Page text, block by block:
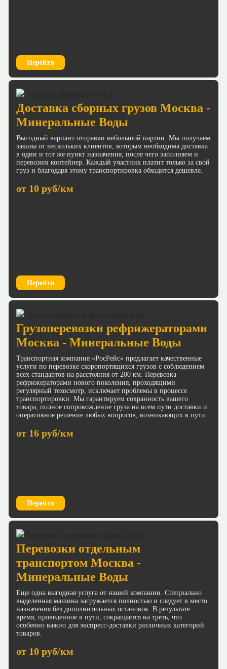
Перейти
Доставка сборных грузов Москва -
Минеральные Воды
Выгодный вариант отправки небольшой партии. Мы получаем
заказы от нескольких клиентов, которым необходима доставка
в один и тот же пункт назначения, после чего заполняем и
перевозим контейнер. Каждый участник платит только за свой
груз и благодаря этому транспортировка обходится дешевле.
от 10 руб/км
Перейти
Грузоперевозки рефрижераторами
Москва - Минеральные Воды
Транспортная компания «РосРейс» предлагает качественные
услуги по перевозке скоропортящихся грузов с соблюдением
всех стандартов на расстояния от 200 км. Перевозка
рефрижераторами нового поколения, проходящими
регулярный техосмотр, исключает проблемы в процессе
транспортировки. Мы гарантируем сохранность вашего
товара, полное сопровождение груза на всем пути доставки и
оперативное решение любых вопросов, возникающих в пути.
от 16 руб/км
Перейти
Перевозки отдельным
транспортом Москва -
Минеральные Воды
Еще одна выгодная услуга от нашей компании. Специально
выделенная машина загружается полностью и следует в место
назначения без дополнительных остановок. В результате
время, проведенное в пути, сокращается на треть, что
особенно важно для экспресс-доставки различных категорий
товаров.
от 10 руб/км